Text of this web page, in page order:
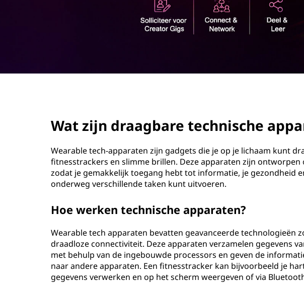
Wat zijn draagbare technische
Wearable tech-apparaten zijn gadgets die je op je lichaam kunt
fitnesstrackers en slimme brillen. Deze apparaten zijn
zodat je gemakkelijk toegang hebt tot informatie, je gezondheid
onderweg verschillende taken kunt uitvoeren.
Hoe werken technische apparaten?
Wearable tech apparaten bevatten geavanceerde technologieën
draadloze connectiviteit. Deze apparaten verzamelen gegevens
met behulp van de ingebouwde processors en geven de
naar andere apparaten. Een fitnesstracker kan bijvoorbeeld je
gegevens verwerken en op het scherm weergeven of via